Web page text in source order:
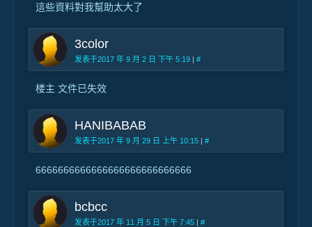
這些資料對我幫助太大了
3color
发表于2017 年 9 月 2 日 下午 5:19 | #
楼主 文件已失效
HANIBABAB
发表于2017 年 9 月 29 日 上午 10:15 | #
6666666666666666666666666666
bcbcc
发表于2017 年 11 月 5 日 下午 7:45 | #